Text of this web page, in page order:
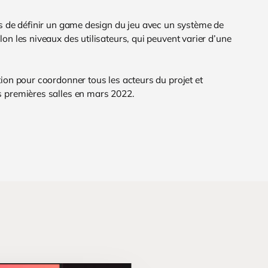
définir un game design du jeu avec un système de
les niveaux des utilisateurs, qui peuvent varier d’une
pour coordonner tous les acteurs du projet et
salles en mars 2022.